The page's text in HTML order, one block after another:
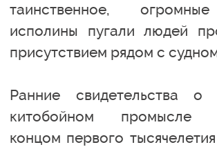
таинственное,
исполины пугали людей
присутствием рядом с
Ранние свидетельства о
китобойном промысле
концом первого